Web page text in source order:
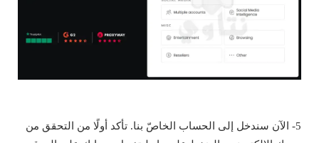
5- الآن سندخل إلى الحساب الخاصّ بنا. تأكد أولًا من التحقق من